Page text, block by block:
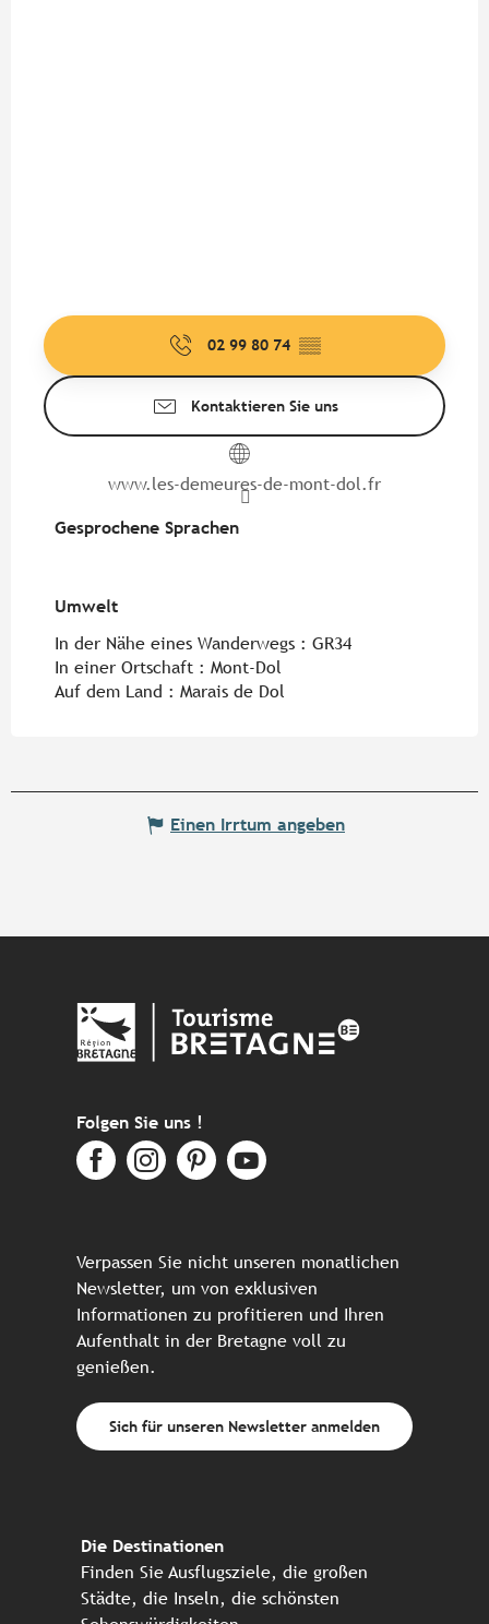
02 99 80 74 ▒▒
Kontaktieren Sie uns
www.les-demeures-de-mont-dol.fr
Gesprochene Sprachen
Gesprochene Sprachen
Umwelt
Umwelt
In der Nähe eines Wanderwegs : GR34
In einer Ortschaft : Mont-Dol
Auf dem Land : Marais de Dol
Einen Irrtum angeben
Folgen Sie uns !
Verpassen Sie nicht unseren monatlichen
Newsletter, um von exklusiven
Informationen zu profitieren und Ihren
Aufenthalt in der Bretagne voll zu
genießen.
Sich für unseren Newsletter anmelden
Die Destinationen
Finden Sie Ausflugsziele, die großen
Städte, die Inseln, die schönsten